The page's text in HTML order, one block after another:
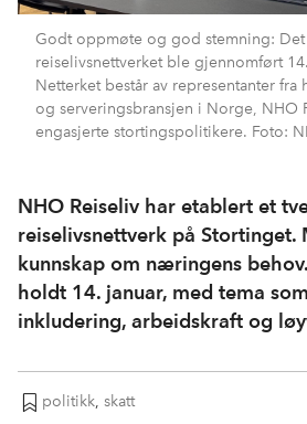
Godt oppmøte og god stemning:
reiselivsnettverket ble gjennomført
Netterket består av representanter
og serveringsbransjen i Norge, NHO
engasjerte stortingspolitikere. Foto:
NHO Reiseliv har etablert et
reiselivsnettverk på Stortinget.
kunnskap om næringens
holdt 14. januar, med tema
inkludering, arbeidskraft og
politikk, skatt